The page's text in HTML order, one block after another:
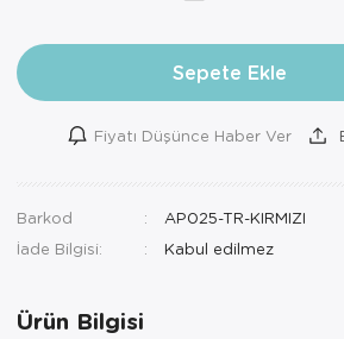
Sepete Ekle
Fiyatı Düşünce Haber Ver
Barkod
AP025-TR-KIRMIZI
İade Bilgisi:
Ürün Bilgisi